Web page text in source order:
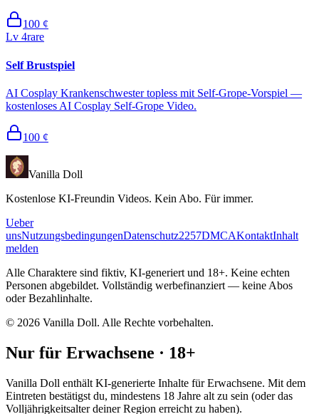
100 ¢
Lv 4rare
Self Brustspiel
AI Cosplay Krankenschwester topless mit Self-Grope-Vorspiel —
kostenloses AI Cosplay Self-Grope Video.
100 ¢
Vanilla Doll
Kostenlose KI-Freundin Videos. Kein Abo. Für immer.
Ueber
unsNutzungsbedingungenDatenschutz2257DMCAKontaktInhalt
melden
Alle Charaktere sind fiktiv, KI-generiert und 18+. Keine echten
Personen abgebildet. Vollständig werbefinanziert — keine Abos
oder Bezahlinhalte.
© 2026 Vanilla Doll. Alle Rechte vorbehalten.
Nur für Erwachsene · 18+
Vanilla Doll enthält KI-generierte Inhalte für Erwachsene. Mit dem
Eintreten bestätigst du, mindestens 18 Jahre alt zu sein (oder das
Volljährigkeitsalter deiner Region erreicht zu haben).